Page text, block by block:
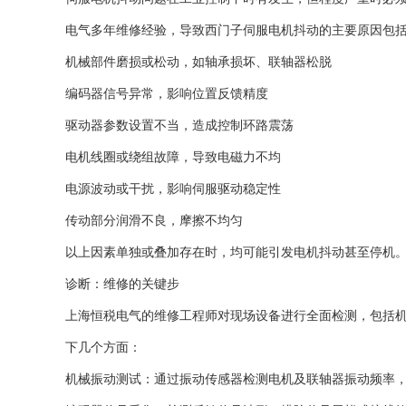
电气多年维修经验，导致西门子伺服电机抖动的主要原因包
机械部件磨损或松动，如轴承损坏、联轴器松脱
编码器信号异常，影响位置反馈精度
驱动器参数设置不当，造成控制环路震荡
电机线圈或绕组故障，导致电磁力不均
电源波动或干扰，影响伺服驱动稳定性
传动部分润滑不良，摩擦不均匀
以上因素单独或叠加存在时，均可能引发电机抖动甚至停机
诊断：维修的关键步
上海恒税电气的维修工程师对现场设备进行全面检测，包括
下几个方面：
机械振动测试：通过振动传感器检测电机及联轴器振动频率